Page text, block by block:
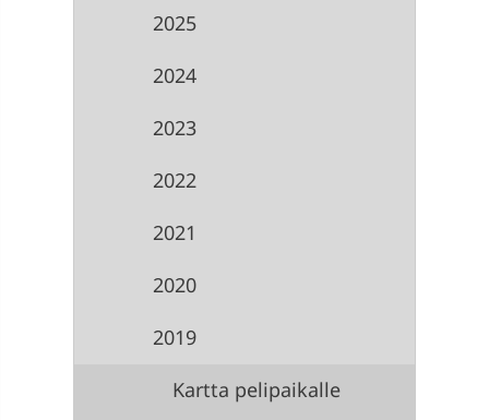
2025
2024
2023
2022
2021
2020
2019
Kartta pelipaikalle